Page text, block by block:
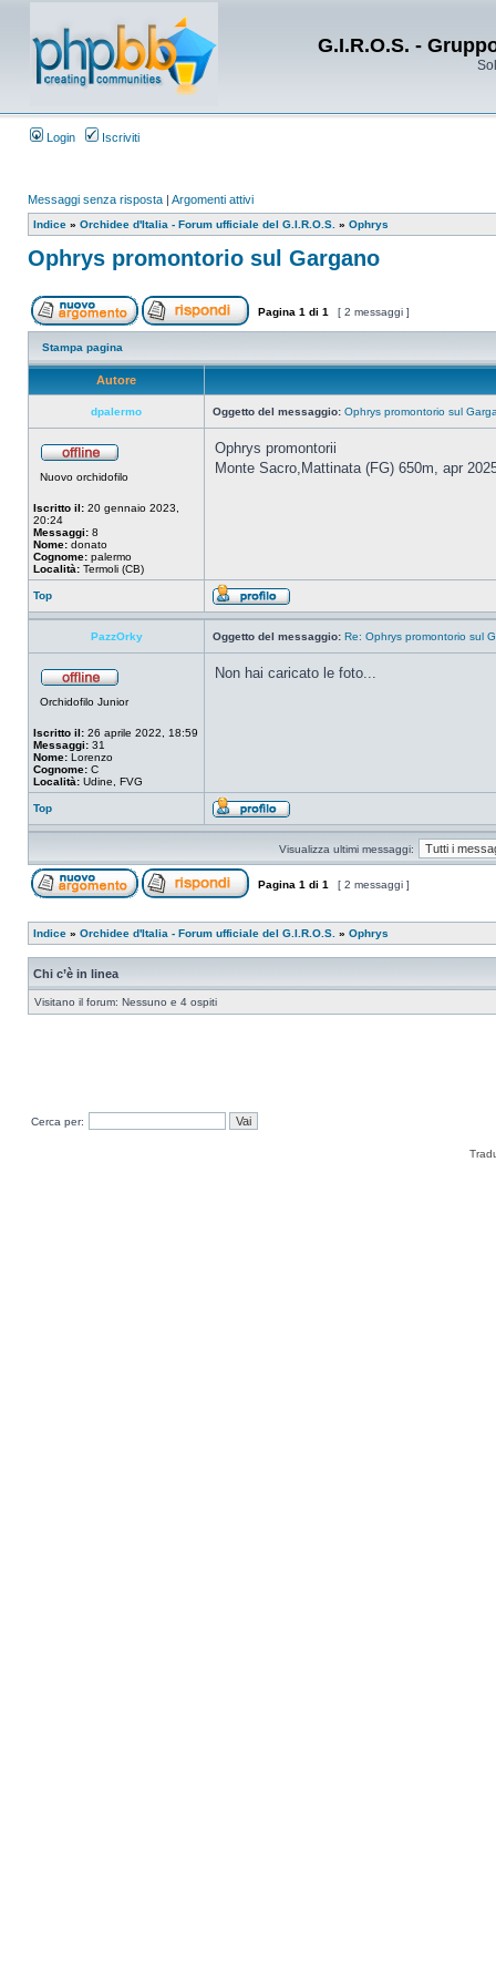
G.I.R.O.S. -
Login Iscriviti
Messaggi senza risposta | Argomenti attivi
Indice » Orchidee d'Italia - Forum ufficiale del G.I.R.O.S. » Ophrys
Ophrys promontorio sul Gargano
Pagina 1 di 1 [ 2 messaggi ]
Stampa pagina
Autore
dpalermo Oggetto del messaggio: Ophrys promontorio sul
Nuovo orchidofilo
Iscritto il: 20 gennaio 2023,
20:24
Messaggi: 8
Nome: donato
Cognome: palermo
Località: Termoli (CB)
Ophrys promontorii
Monte Sacro,Mattinata (FG) 650m, apr
Top
PazzOrky Oggetto del messaggio: Re: Ophrys promontorio sul
Orchidofilo Junior
Iscritto il: 26 aprile 2022, 18:59
Messaggi: 31
Nome: Lorenzo
Cognome: C
Località: Udine, FVG
Non hai caricato le foto...
Top
Visualizza ultimi messaggi:
Pagina 1 di 1 [ 2 messaggi ]
Indice » Orchidee d'Italia - Forum ufficiale del G.I.R.O.S. » Ophrys
Chi c’è in linea
Visitano il forum: Nessuno e 4 ospiti
Cerca per: